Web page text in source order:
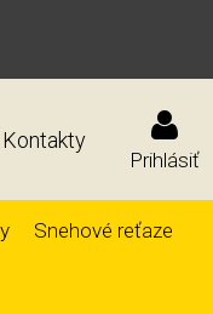
Kontakty
Prihlásiť
Snehové reťaze